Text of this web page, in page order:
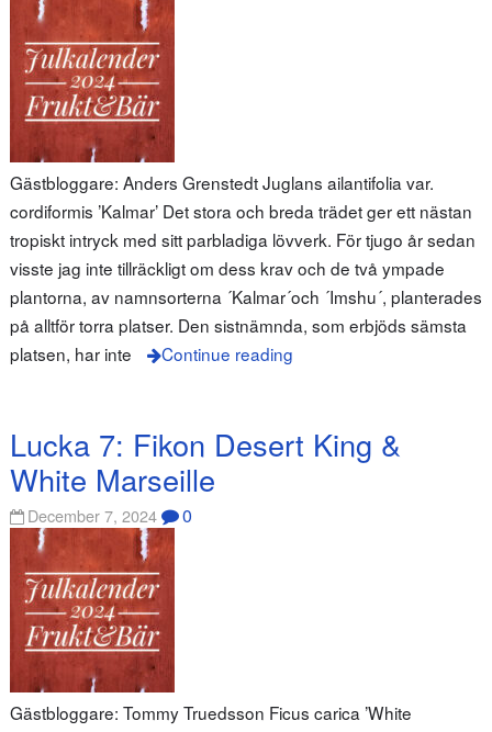
Gästbloggare: Anders Grenstedt Juglans ailantifolia var.
cordiformis ’Kalmar’ Det stora och breda trädet ger ett nästan
tropiskt intryck med sitt parbladiga lövverk. För tjugo år sedan
visste jag inte tillräckligt om dess krav och de två ympade
plantorna, av namnsorterna ´Kalmar´och ´Imshu´, planterades
på alltför torra platser. Den sistnämnda, som erbjöds sämsta
platsen, har inte
Continue reading
Lucka 7: Fikon Desert King &
White Marseille
December 7, 2024 0
Gästbloggare: Tommy Truedsson Ficus carica ’White